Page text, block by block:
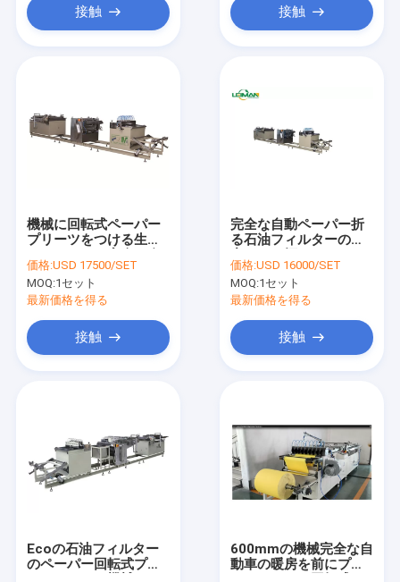
接触 接触
機械に回転式ペーパー
プリーツをつける生産
動石油フィルター
価格:USD 17500/SET
MOQ:1セット
最新価格を得る
接触
完全な自動ペーパー折
る石油フィルターの生
価格:USD 16000/SET
MOQ:1セット
最新価格を得る
接触
Ecoの石油フィルター
のペーパー回転式プリ
600mmの機械完全な自
動車の暖房を前にプリ